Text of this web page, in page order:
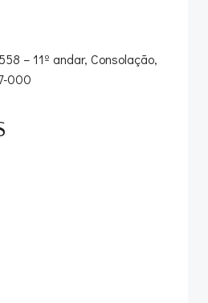
– 11º andar, Consolação,
000